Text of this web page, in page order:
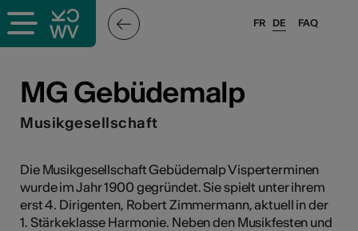
FAQ
FR DE
MG Gebüdemalp
Musikgesellschaft
Die Musikgesellschaft Gebüdemalp Visperterminen
wurde im Jahr 1900 gegründet. Sie spielt unter ihrem
erst 4. Dirigenten, Robert Zimmermann, aktuell in der
1. Stärkeklasse Harmonie. Neben den Musikfesten und